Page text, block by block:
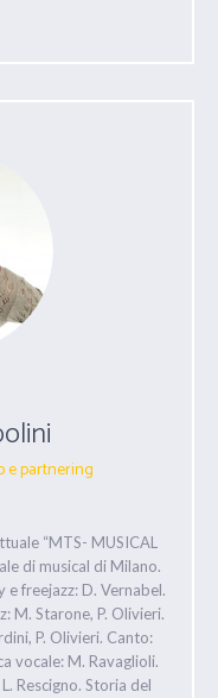
e partnering
“MTS- MUSICAL
di musical di Milano.
e freejazz: D. Vernabel.
M. Starone, P. Olivieri.
P. Olivieri. Canto:
vocale: M. Ravaglioli.
Rescigno. Storia del